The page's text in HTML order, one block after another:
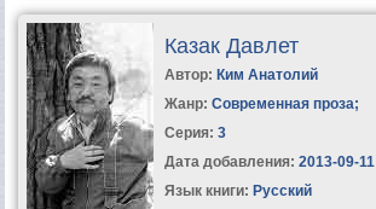
Казак Давлет
Автор: Ким Анатолий
Жанр: Современная проза;
Серия: 3
Дата добавления: 2013-09-11
Язык книги: Русский